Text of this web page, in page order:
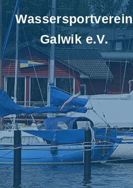
Wassersportverein
Galwik e.V.